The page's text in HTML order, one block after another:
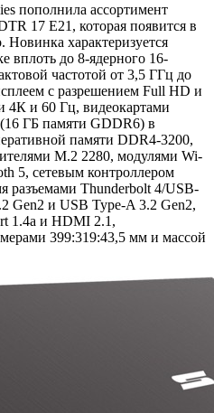
пополнила ассортимент
17 E21, которая появится в
Новинка характеризуется
вплоть до 8-ядерного 16-
частотой от 3,5 ГГц до
с разрешением Full HD и
4К и 60 Гц, видеокартами
ГБ памяти GDDR6) в
памяти DDR4-3200,
M.2 2280, модулями Wi-
5, сетевым контроллером
разъемами Thunderbolt 4/USB-
Gen2 и USB Type-A 3.2 Gen2,
1.4a и HDMI 2.1,
399:319:43,5 мм и массой